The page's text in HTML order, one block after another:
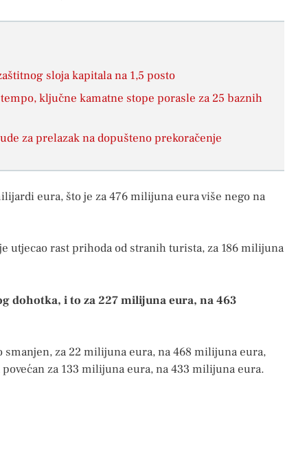
sloja kapitala na 1,5 posto
ključne kamatne stope porasle za 25 baznih
za prelazak na dopušteno prekoračenje
eura, što je za 476 milijuna eura više nego na
utjecao rast prihoda od stranih turista, za 186 milijuna
dohotka, i to za 227 milijuna eura, na 463
za 22 milijuna eura, na 468 milijuna eura,
za 133 milijuna eura, na 433 milijuna eura.